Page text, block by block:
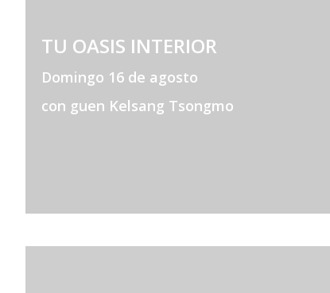
TU OASIS INTERIOR
Domingo 16 de agosto
con guen Kelsang Tsongmo